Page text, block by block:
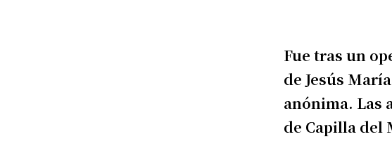
Fue tras un
de Jesús
anónima. Las
de Capilla del